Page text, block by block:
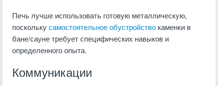
Печь лучше использовать готовую металлическую,
посколькусамостоятельное обустройство каменки в
бане/сауне требует специфических навыков и
определенного опыта.
Коммуникации